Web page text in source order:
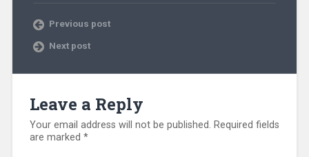
Previous post
Next post
Leave a Reply
Your email address will not be published. Required fields
are marked *